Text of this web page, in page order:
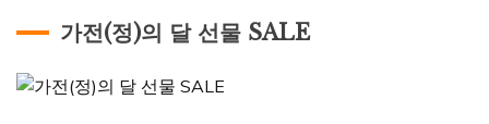
가전(정)의 달 선물 SALE